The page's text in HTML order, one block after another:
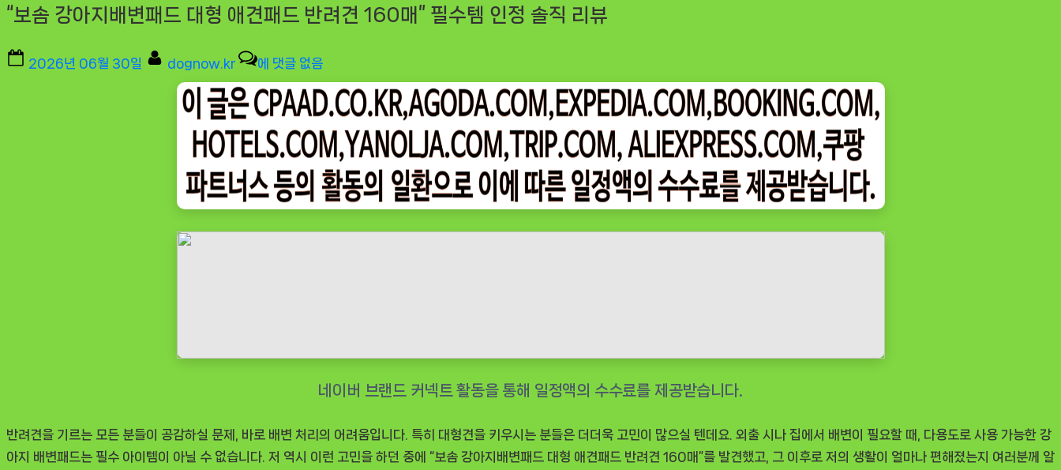
“보솜 강아지배변패드 대형 애견패드 반려견 160매” 필수템 인정 솔직 리뷰
Posted
2026년 06월 30일 By
dognow.kr
“보
솜
강
지
배
변
패
드
견
160
에 댓글 없음
반려견을 기르는 모든 분들이 공감하실 문제, 바로 배변 처리의 어려움입니다. 특히 대형견을 키우시는 분들은 더더욱 고민이 많으실 텐데요. 외출 시나 집에서 배변이 필요할 때, 다용도로 사용 가능한 강
아지 배변패드는 필수 아이템이 아닐 수 없습니다. 저 역시 이런 고민을 하던 중에 “보솜 강아지배변패드 대형 애견패드 반려견 160매”를 발견했고, 그 이후로 저의 생활이 얼마나 편해졌는지 여러분께 알